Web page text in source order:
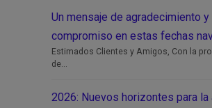
Un mensaje de agradecimiento y
compromiso en estas fechas
Estimados Clientes y Amigos, Con la
de...
2026: Nuevos horizontes para la